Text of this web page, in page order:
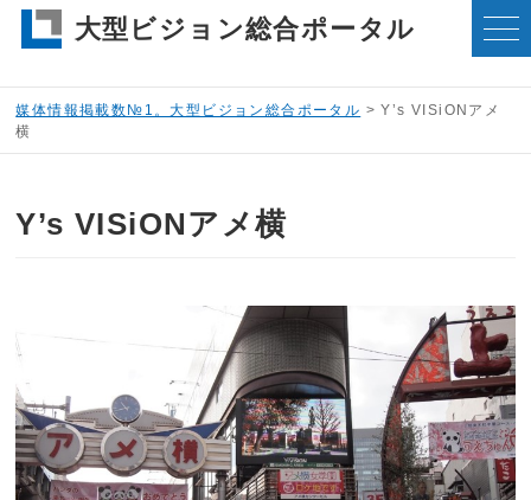
大型ビジョン総合ポータル
媒体情報掲載数№1。大型ビジョン総合ポータル >Y’s VISiONアメ
横
Y’s VISiONアメ横